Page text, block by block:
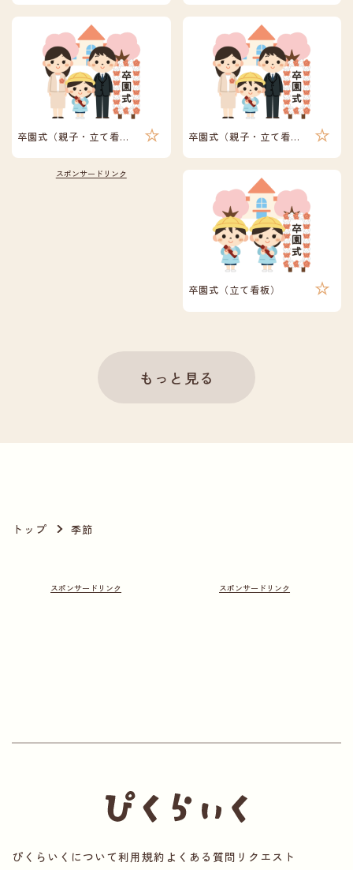
卒園式（親子・立て看板） 卒園式（親子・立て看板）
卒園式（立て看板）
もっと見る
トップ 季節
ぴくらいくについて利用規約 よくある質問 リクエスト